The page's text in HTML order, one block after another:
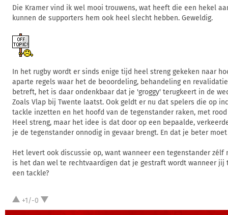
Die Kramer vind ik wel mooi trouwens, wat heeft die een hekel
kunnen de supporters hem ook heel slecht hebben. Geweldig.
In het rugby wordt er sinds enige tijd heel streng gekeken naar
aparte regels waar het de beoordeling, behandeling en
betreft, het is daar ondenkbaar dat je 'groggy' terugkeert in de
Zoals Vlap bij Twente laatst. Ook geldt er nu dat spelers die op
tackle inzetten en het hoofd van de tegenstander raken, met
Heel streng, maar het idee is dat door op een bepaalde,
je de tegenstander onnodig in gevaar brengt. En dat je beter
Het levert ook discussie op, want wanneer een tegenstander zélf
is het dan wel te rechtvaardigen dat je gestraft wordt wanneer jij
een tackle?
+1/-0